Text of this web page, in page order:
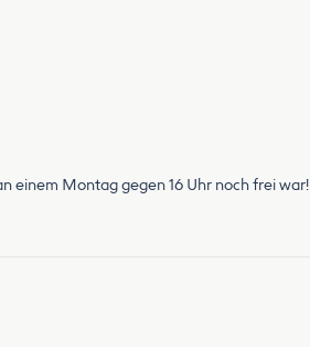
einem Montag gegen 16 Uhr noch frei war!